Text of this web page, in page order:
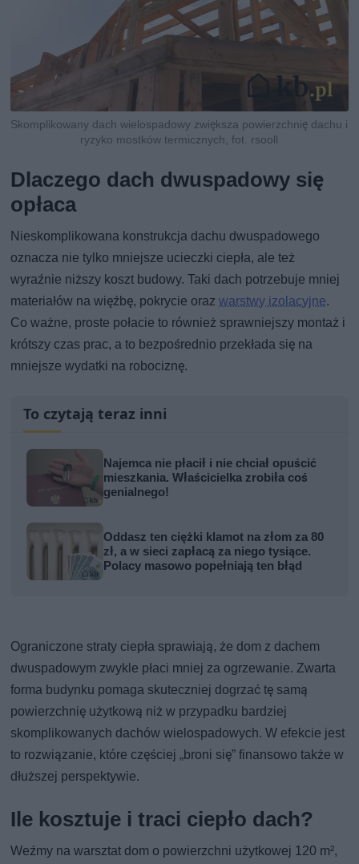
Skomplikowany dach wielospadowy zwiększa powierzchnię dachu i
ryzyko mostków termicznych, fot. rsooll
Dlaczego dach dwuspadowy się
opłaca
Nieskomplikowana konstrukcja dachu dwuspadowego
oznacza nie tylko mniejsze ucieczki ciepła, ale też
wyraźnie niższy koszt budowy. Taki dach potrzebuje mniej
materiałów na więźbę, pokrycie orazwarstwy izolacyjne.
Co ważne, proste połacie to również sprawniejszy montaż i
krótszy czas prac, a to bezpośrednio przekłada się na
mniejsze wydatki na robociznę.
To czytają teraz inni
Najemca nie płacił i nie chciał opuścić
mieszkania. Właścicielka zrobiła coś
genialnego!
Oddasz ten ciężki klamot na złom za 80
zł, a w sieci zapłacą za niego tysiące.
Polacy masowo popełniają ten błąd
Ograniczone straty ciepła sprawiają, że dom z dachem
dwuspadowym zwykle płaci mniej za ogrzewanie. Zwarta
forma budynku pomaga skuteczniej dogrzać tę samą
powierzchnię użytkową niż w przypadku bardziej
skomplikowanych dachów wielospadowych. W efekcie jest
to rozwiązanie, które częściej „broni się” finansowo także w
dłuższej perspektywie.
Ile kosztuje i traci ciepło dach?
Weźmy na warsztat dom o powierzchni użytkowej 120 m²,